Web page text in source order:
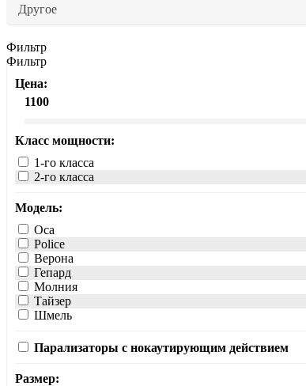
Другое
Фильтр
Фильтр
Цена:
1100
Класс мощности:
1-го класса
2-го класса
Модель:
Oса
Police
Верона
Гепард
Молния
Тайзер
Шмель
Парализаторы с нокаутирующим действием
Размер: